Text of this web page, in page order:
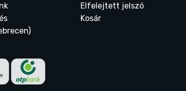
Elfelejtett jelszó
Kosár